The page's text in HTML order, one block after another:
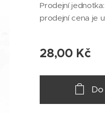
Prodejní
prodejní cena je
28,00Kč